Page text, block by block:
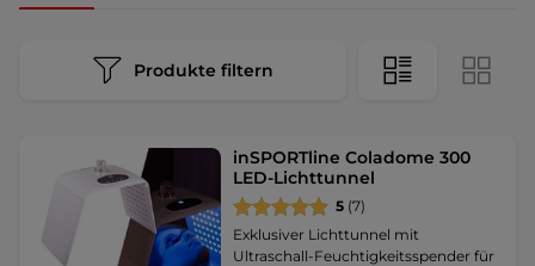
Produkte filtern
inSPORTline Coladome 300
LED-Lichttunnel
5 (7)
Exklusiver Lichttunnel mit
Ultraschall-Feuchtigkeitsspender für